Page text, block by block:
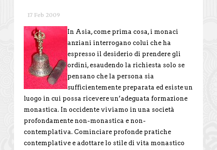
17 Feb 2009
In Asia, come prima cosa, i monaci
anziani interrogano colui che ha
espresso il desiderio di prendere gli
ordini, esaudendo la richiesta solo se
pensano che la persona sia
sufficientemente preparata ed esiste un
luogo in cui possa ricevere un’adeguata formazione
monastica. In occidente viviamo in una società
profondamente non-monastica e non-
contemplativa. Cominciare profonde pratiche
contemplative e adottare lo stile di vita monastico